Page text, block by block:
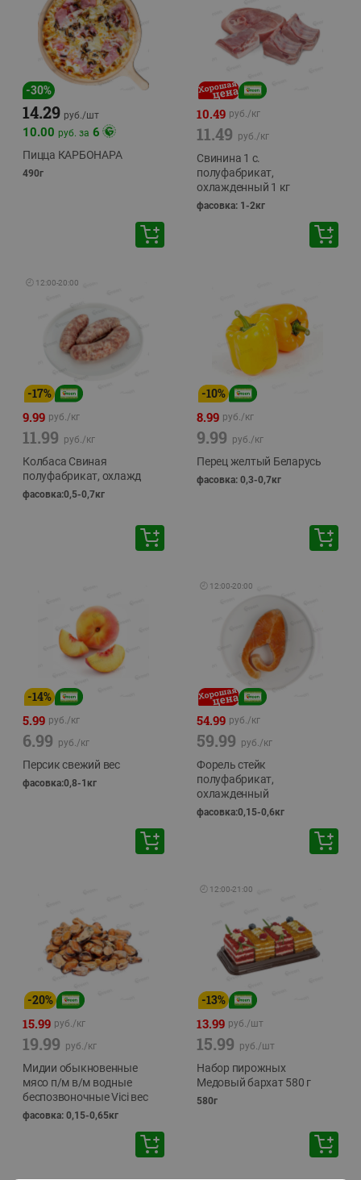
-30%
14.29 руб./шт
10.00 руб. за 6
Пицца КАРБОНАРА
490г
10.49 руб./кг
11.49 руб./кг
Свинина 1 с.
полуфабрикат,
охлажденный 1 кг
фасовка: 1-2кг
🕘 12:00-20:00
-17%
9.99 руб./кг
11.99 руб./кг
Колбаса Свиная
полуфабрикат, охлажд
фасовка:0,5-0,7кг
-10%
8.99 руб./кг
9.99 руб./кг
Перец желтый Беларусь
фасовка: 0,3-0,7кг
-14%
5.99 руб./кг
6.99 руб./кг
Персик свежий вес
фасовка:0,8-1кг
🕘 12:00-20:00
54.99 руб./кг
59.99 руб./кг
Форель стейк
полуфабрикат,
охлажденный
фасовка:0,15-0,6кг
-20%
15.99 руб./кг
19.99 руб./кг
Мидии обыкновенные
мясо п/м в/м водные
беспозвоночные Vici вес
фасовка: 0,15-0,65кг
🕘 12:00-21:00
-13%
13.99 руб./шт
15.99 руб./шт
Набор пирожных
Медовый бархат 580 г
580г